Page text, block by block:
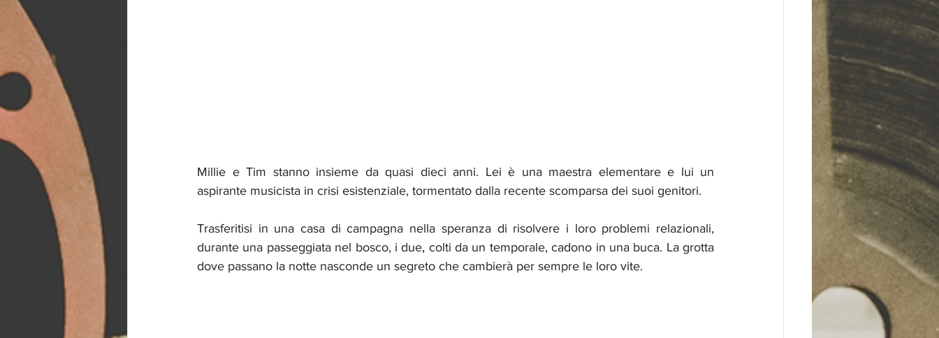
Millie e Tim stanno insieme da quasi dieci anni. Lei è una maestra elementare e lui un
aspirante musicista in crisi esistenziale, tormentato dalla recente scomparsa dei suoi genitori.
Trasferitisi in una casa di campagna nella speranza di risolvere i loro problemi relazionali,
durante una passeggiata nel bosco, i due, colti da un temporale, cadono in una buca. La grotta
dove passano la notte nasconde un segreto che cambierà per sempre le loro vite.